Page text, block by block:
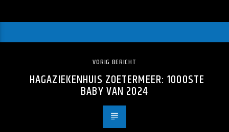
VORIG BERICHT
HAGAZIEKENHUIS ZOETERMEER: 1000STE
BABY VAN 2024